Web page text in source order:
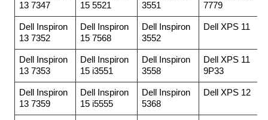
13 7347
15 5521
3551
7779
Dell Inspiron
13 7352
Dell Inspiron
15 7568
Dell Inspiron
3552
Dell XPS 11
Dell Inspiron
13 7353
Dell Inspiron
15 i3551
Dell Inspiron
3558
Dell XPS 11
9P33
Dell Inspiron
13 7359
Dell Inspiron
15 i5555
Dell Inspiron
5368
Dell XPS 12